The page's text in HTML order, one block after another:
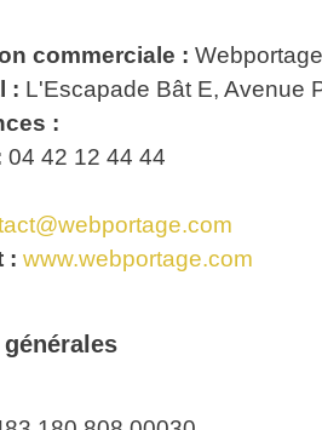
commerciale :
: L'Escapade Bât E, Avenue
:
04 42 12 44 44
: www.webportage.com